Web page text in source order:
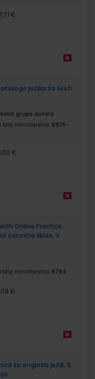
€
jezika za šesti
grupa autora
broj ministarstva: 6925-
€
with Online Practice,
osnovne škole, 3.
broj ministarstva: 6784
€
za engleski jezik, 6.